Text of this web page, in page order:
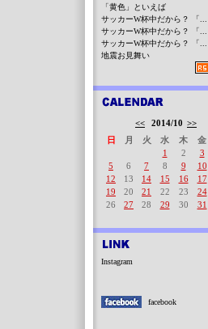
「黄色」といえば
サッカーW杯中だから？ 「...
サッカーW杯中だから？ 「...
サッカーW杯中だから？ 「...
地震お見舞い
<< 2014/10 >>
日
月 火 水 木 金
1
2 3
5
6 7 8 9 10
12
13 14 15 16 17
19
20 21 22 23 24
26
27 28 29 30 31
Instagram
facebook